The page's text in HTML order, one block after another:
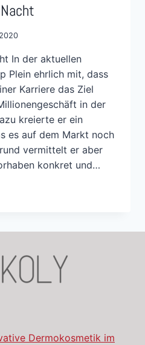
In der aktuellen
Plein ehrlich mit, dass
Karriere das Ziel
in der
kreierte er ein
es auf dem Markt noch
vermittelt er aber
konkret und…
Dermokosmetik im